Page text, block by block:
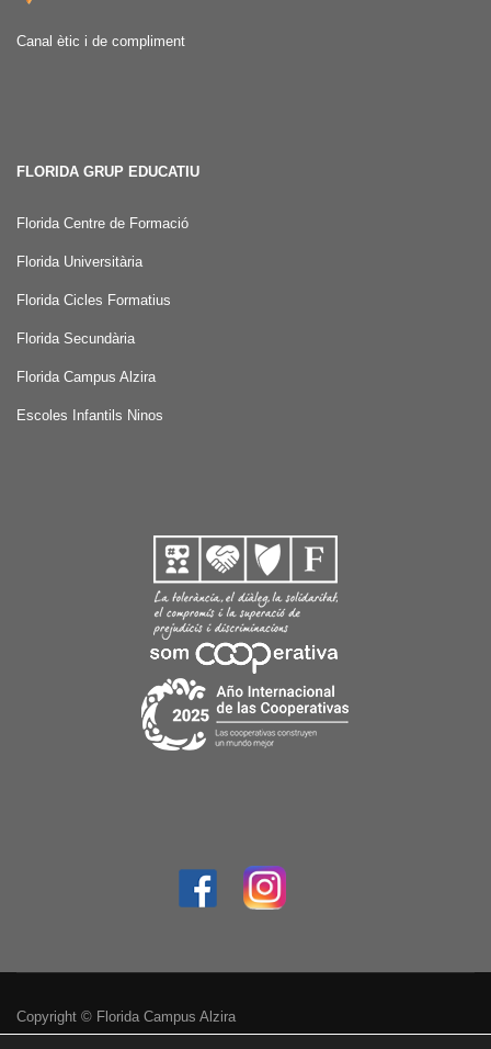
Canal ètic i de compliment
FLORIDA GRUP EDUCATIU
Florida Centre de Formació
Florida Universitària
Florida Cicles Formatius
Florida Secundària
Florida Campus Alzira
Escoles Infantils Ninos
Copyright © Florida Campus Alzira